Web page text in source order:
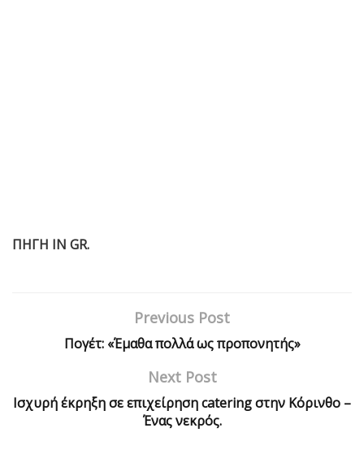
ΠΗΓΗ IN GR.
Previous Post
Πογέτ: «Έμαθα πολλά ως προπονητής»
Next Post
Ισχυρή έκρηξη σε επιχείρηση catering στην Κόρινθο –
Ένας νεκρός.